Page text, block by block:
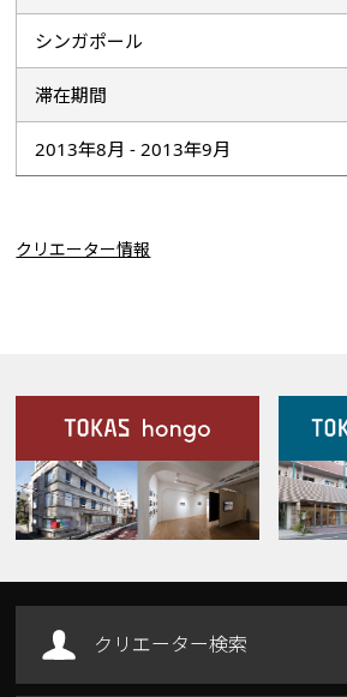
シンガポール
滞在期間
2013年8月 - 2013年9月
クリエーター情報
施設案内
Our Facilities
クリエーター検索